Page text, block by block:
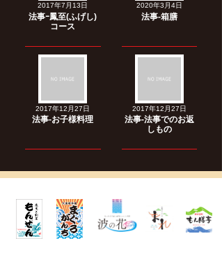
2017年7月13日
法事ｰ鳳至(ふげし)
コース
2020年3月4日
法事-箱膳
2017年12月27日
法事-お子様料理
2017年12月27日
法事-法事でのお返
しもの